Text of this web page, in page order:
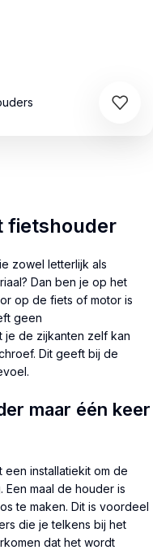
fietshouder
zowel letterlijk als
Dan ben je op het
op de fiets of motor is
geen
je de zijkanten zelf kan
Dit geeft bij de
maar één keer
installatiekit om de
Een maal de houder is
te maken. Dit is voordeel
die je telkens bij het
dat het wordt